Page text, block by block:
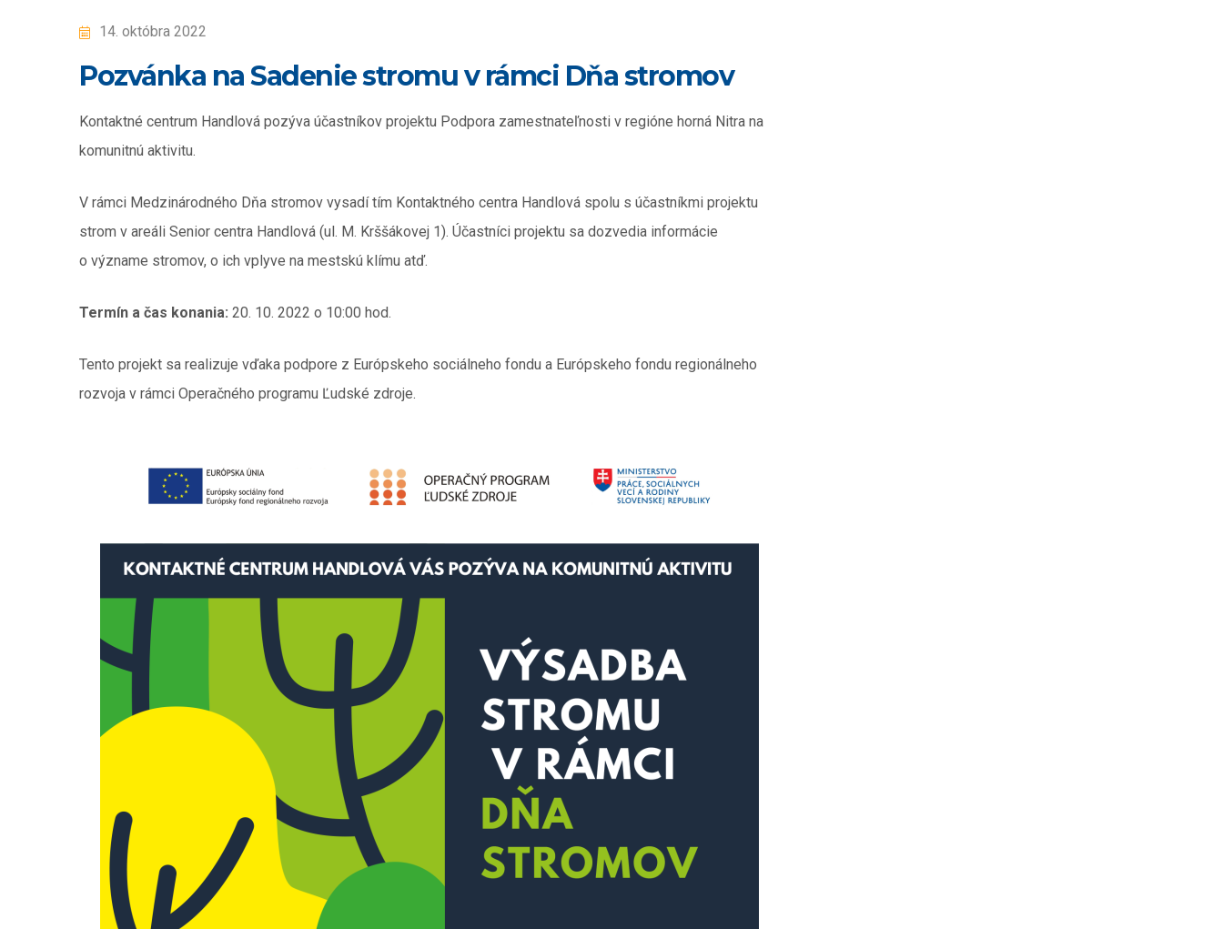
14. októbra 2022
Pozvánka na Sadenie stromu v rámci Dňa stromov
Kontaktné centrum Handlová pozýva účastníkov projektu Podpora zamestnateľnosti v regióne horná Nitra na
komunitnú aktivitu.
V rámci Medzinárodného Dňa stromov vysadí tím Kontaktného centra Handlová spolu s účastníkmi projektu
strom v areáli Senior centra Handlová (ul. M. Krššákovej 1). Účastníci projektu sa dozvedia informácie
o význame stromov, o ich vplyve na mestskú klímu atď.
Termín a čas konania: 20. 10. 2022 o 10:00 hod.
Tento projekt sa realizuje vďaka podpore z Európskeho sociálneho fondu a Európskeho fondu regionálneho
rozvoja v rámci Operačného programu Ľudské zdroje.